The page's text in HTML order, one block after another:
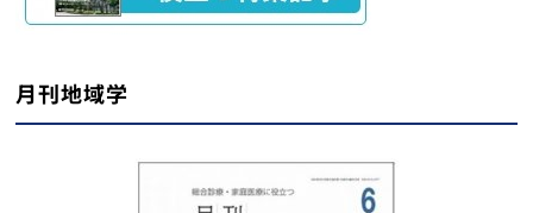
月刊地域学